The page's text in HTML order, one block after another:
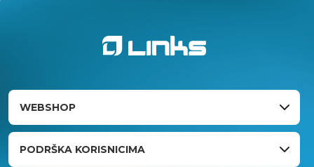
WEBSHOP
PODRŠKA KORISNICIMA